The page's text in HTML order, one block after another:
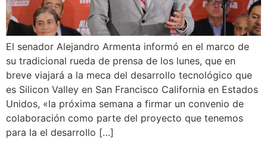
El senador Alejandro Armenta informó en el marco de
su tradicional rueda de prensa de los lunes, que en
breve viajará a la meca del desarrollo tecnológico que
es Silicon Valley en San Francisco California en Estados
Unidos, «la próxima semana a firmar un convenio de
colaboración como parte del proyecto que tenemos
para la el desarrollo […]